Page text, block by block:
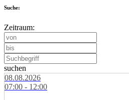
Suche:
Zeitraum:
suchen
08.08.2026
07:00 - 12:00